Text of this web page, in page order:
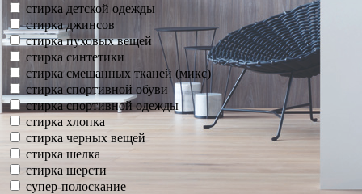
стирка детской одежды
стирка джинсов
стирка пуховых вещей
стирка синтетики
стирка смешанных тканей (микс)
стирка спортивной обуви
стирка спортивной одежды
стирка хлопка
стирка черных вещей
стирка шелка
стирка шерсти
супер-полоскание